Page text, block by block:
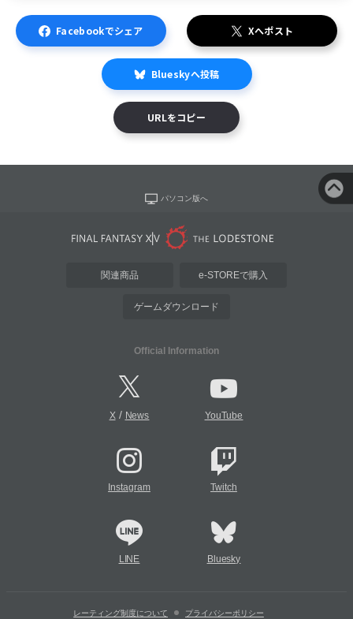
Facebookでシェア Xへポスト
Blueskyへ投稿
URLをコピー
パソコン版へ
関連商品 e-STOREで購入
ゲームダウンロード
Official Information
X/ News YouTube
Instagram Twitch
LINE Bluesky
レーティング制度について プライバシーポリシー